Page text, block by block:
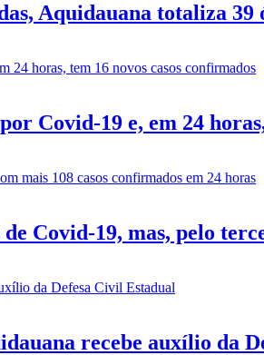
Aquidauana totaliza
Covid-19 e, em 24
de Covid-19, mas, pelo
recebe auxílio da